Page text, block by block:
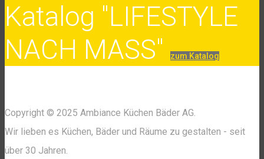
Katalog "LIFESTYLE
NACH MASS"
zum Katalog
Copyright © 2025 Ambiance Küchen Bäder AG.
Wir lieben es Küchen, Bäder und Räume zu gestalten - seit
über 30 Jahren.